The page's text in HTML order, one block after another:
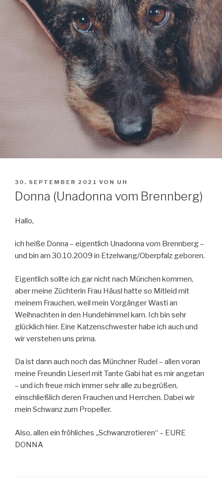
VERÖFFENTLICHT
AM
30. SEPTEMBER 2021 VON UH
Donna (Unadonna vom Brennberg)
Hallo,
ich heiße Donna – eigentlich Unadonna vom Brennberg –
und bin am 30.10.2009 in Etzelwang/Oberpfalz geboren.
Eigentlich sollte ich gar nicht nach München kommen,
aber meine Züchterin Frau Häusl hatte so Mitleid mit
meinem Frauchen, weil mein Vorgänger Wasti an
Weihnachten in den Hundehimmel kam. Ich bin sehr
glücklich hier. Eine Katzenschwester habe ich auch und
wir verstehen uns prima.
Da ist dann auch noch das Münchner Rudel – allen voran
meine Freundin Lieserl mit Tante Gabi hat es mir angetan
– und ich freue mich immer sehr alle zu begrüßen,
einschließlich deren Frauchen und Herrchen. Dabei wir
mein Schwanz zum Propeller.
Also, allen ein fröhliches „Schwanzrotieren“ – EURE
DONNA